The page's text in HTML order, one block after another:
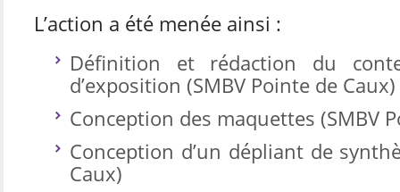
L’action a été menée ainsi :
Définition et rédaction du
d’exposition (SMBV Pointe de Caux)
Conception des maquettes (SMBV
Conception d’un dépliant de
Caux)